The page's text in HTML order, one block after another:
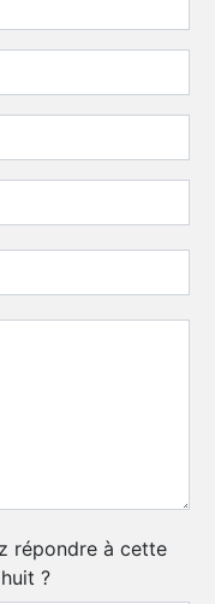
répondre à cette
?